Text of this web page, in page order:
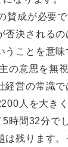
成が必要
決される
ことを意
の意思を無
営の常識で
人を大き
時間32分で
残ります